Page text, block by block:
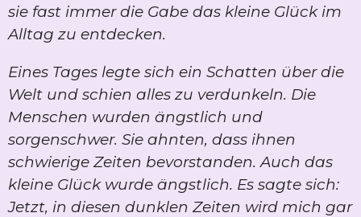
sie fast immer die Gabe das kleine Glück im
Alltag zu entdecken.
Eines Tages legte sich ein Schatten über die
Welt und schien alles zu verdunkeln. Die
Menschen wurden ängstlich und
sorgenschwer. Sie ahnten, dass ihnen
schwierige Zeiten bevorstanden. Auch das
kleine Glück wurde ängstlich. Es sagte sich:
Jetzt, in diesen dunklen Zeiten wird mich gar